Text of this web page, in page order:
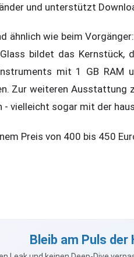
und unterstützt
ähnlich wie beim
bildet das Kernstück,
mit 1 GB RAM
Zur weiteren Ausstattung
- vielleicht sogar mit der
Preis von 400 bis 450
Bleib am Puls